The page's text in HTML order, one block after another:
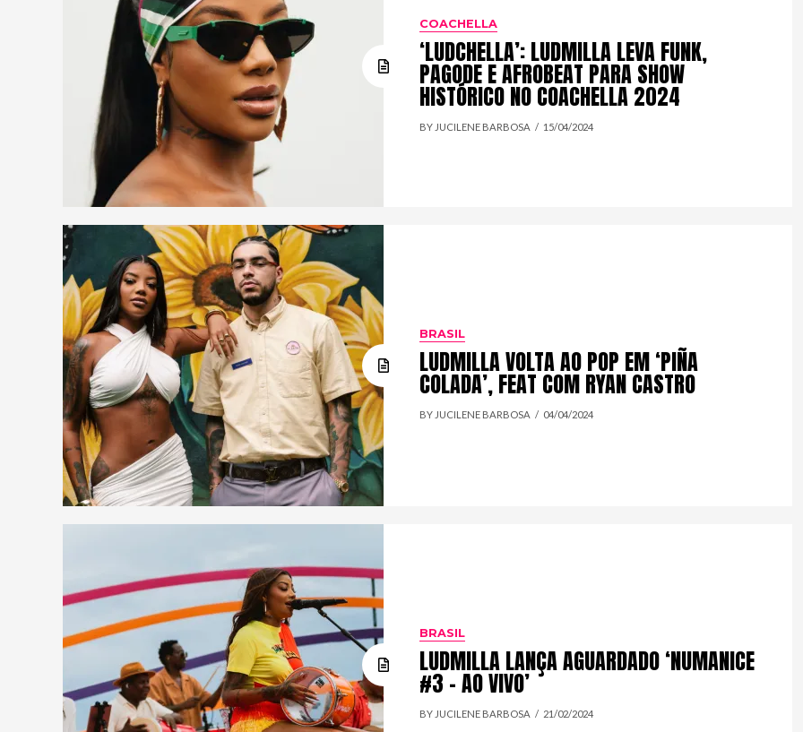
COACHELLA
‘LUDCHELLA’: LUDMILLA LEVA FUNK,
PAGODE E AFROBEAT PARA SHOW
HISTÓRICO NO COACHELLA 2024
BY JUCILENE BARBOSA 15/04/2024
BRASIL
LUDMILLA VOLTA AO POP EM ‘PIÑA
COLADA’, FEAT COM RYAN CASTRO
BY JUCILENE BARBOSA 04/04/2024
BRASIL
LUDMILLA LANÇA AGUARDADO ‘NUMANICE
#3 – AO VIVO’
BY JUCILENE BARBOSA 21/02/2024